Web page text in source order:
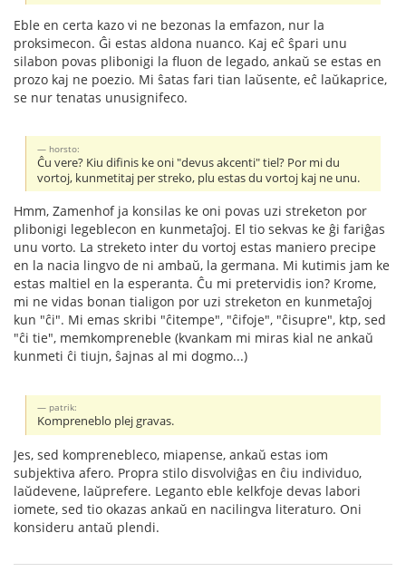
Eble en certa kazo vi ne bezonas la emfazon, nur la
proksimecon. Ĝi estas aldona nuanco. Kaj eĉ ŝpari unu
silabon povas plibonigi la fluon de legado, ankaŭ se estas en
prozo kaj ne poezio. Mi ŝatas fari tian laŭsente, eĉ laŭkaprice,
se nur tenatas unusignifeco.
horsto:
Ĉu vere? Kiu difinis ke oni "devus akcenti" tiel? Por mi du
vortoj, kunmetitaj per streko, plu estas du vortoj kaj ne unu.
Hmm, Zamenhof ja konsilas ke oni povas uzi streketon por
plibonigi legeblecon en kunmetaĵoj. El tio sekvas ke ĝi fariĝas
unu vorto. La streketo inter du vortoj estas maniero precipe
en la nacia lingvo de ni ambaŭ, la germana. Mi kutimis jam ke
estas maltiel en la esperanta. Ĉu mi pretervidis ion? Krome,
mi ne vidas bonan tialigon por uzi streketon en kunmetaĵoj
kun "ĉi". Mi emas skribi "ĉitempe", "ĉifoje", "ĉisupre", ktp, sed
"ĉi tie", memkompreneble (kvankam mi miras kial ne ankaŭ
kunmeti ĉi tiujn, ŝajnas al mi dogmo...)
patrik:
Kompreneblo plej gravas.
Jes, sed komprenebleco, miapense, ankaŭ estas iom
subjektiva afero. Propra stilo disvolviĝas en ĉiu individuo,
laŭdevene, laŭprefere. Leganto eble kelkfoje devas labori
iomete, sed tio okazas ankaŭ en nacilingva literaturo. Oni
konsideru antaŭ plendi.